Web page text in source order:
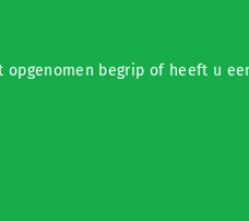
opgenomen begrip of heeft u